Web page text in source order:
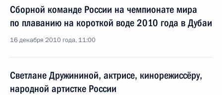
Сборной команде России на чемпионате мира
по плаванию на короткой воде 2010 года в Дубаи
16 декабря 2010 года, 11:00
Светлане Дружининой, актрисе, кинорежиссёру,
народной артистке России